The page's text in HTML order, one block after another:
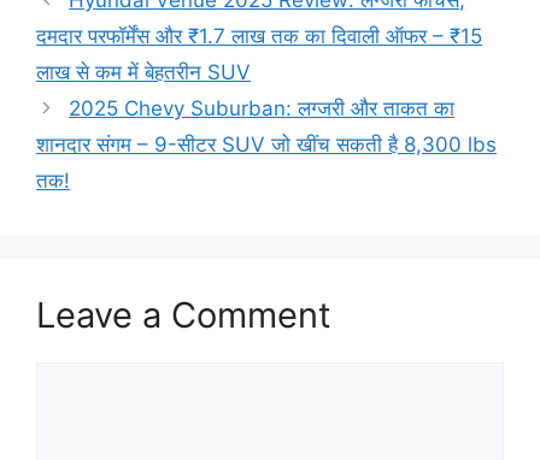
दमदार परफॉर्मेंस और ₹1.7 लाख तक का दिवाली ऑफर – ₹15
लाख से कम में बेहतरीन SUV
2025 Chevy Suburban: लग्जरी और ताकत का
शानदार संगम – 9-सीटर SUV जो खींच सकती है 8,300 lbs
तक!
Leave a Comment